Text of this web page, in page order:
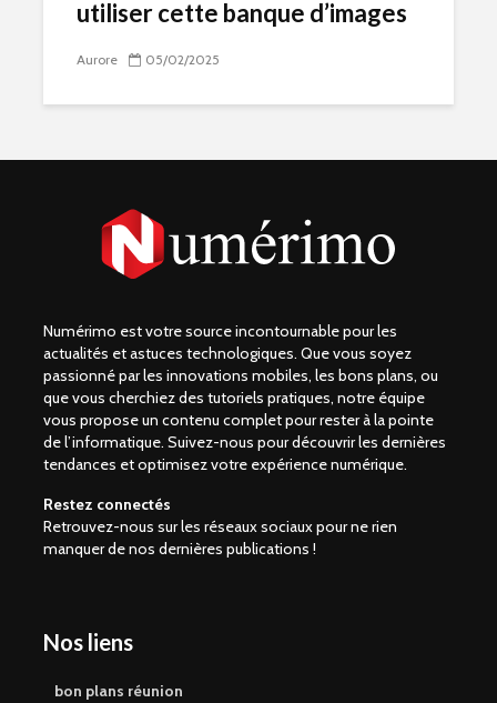
utiliser cette banque d’images
Aurore 05/02/2025
Numérimo est votre source incontournable pour les
actualités et astuces technologiques. Que vous soyez
passionné par les innovations mobiles, les bons plans, ou
que vous cherchiez des tutoriels pratiques, notre équipe
vous propose un contenu complet pour rester à la pointe
de l’informatique. Suivez-nous pour découvrir les dernières
tendances et optimisez votre expérience numérique.
Restez connectés
Retrouvez-nous sur les réseaux sociaux pour ne rien
manquer de nos dernières publications !
Nos liens
bon plans réunion